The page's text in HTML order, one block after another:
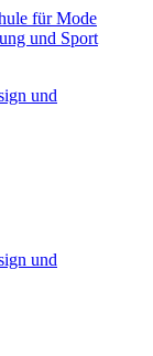
und
und